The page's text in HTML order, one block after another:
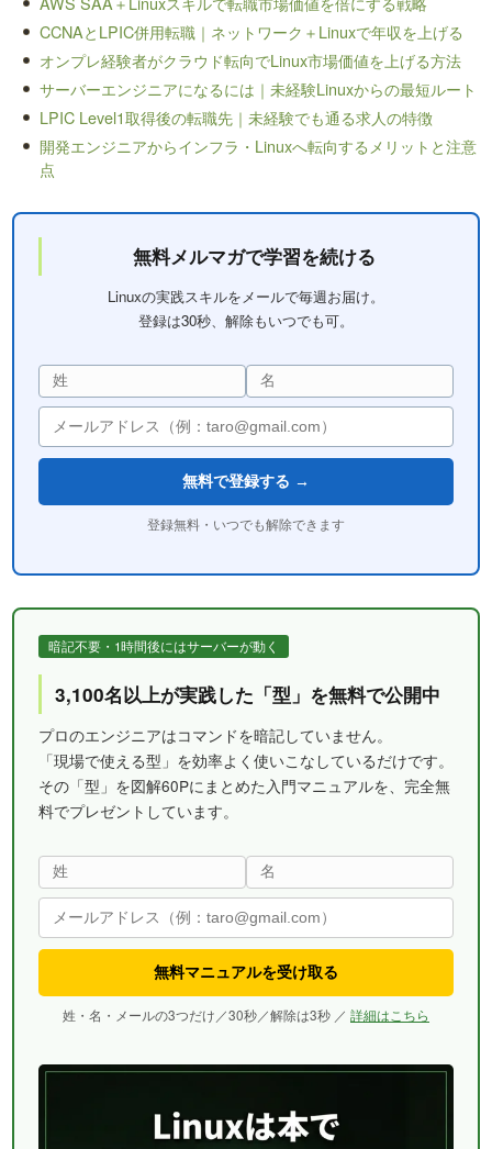
CCNAとLPIC併用転職｜ネットワーク＋Linuxで年収を上げる
オンプレ経験者がクラウド転向でLinux市場価値を上げる方法
サーバーエンジニアになるには｜未経験Linuxからの最短ルート
LPIC Level1取得後の転職先｜未経験でも通る求人の特徴
開発エンジニアからインフラ・Linuxへ転向するメリットと注意
点
無料メルマガで学習を続ける
Linuxの実践スキルをメールで毎週お届け。
登録は30秒、解除もいつでも可。
無料で登録する →
登録無料・いつでも解除できます
暗記不要・1時間後にはサーバーが動く
3,100名以上が実践した「型」を無料で公開中
プロのエンジニアはコマンドを暗記していません。
「現場で使える型」を効率よく使いこなしているだけです。
その「型」を図解60Pにまとめた入門マニュアルを、完全無
料でプレゼントしています。
無料マニュアルを受け取る
姓・名・メールの3つだけ／30秒／解除は3秒 ／ 詳細はこちら